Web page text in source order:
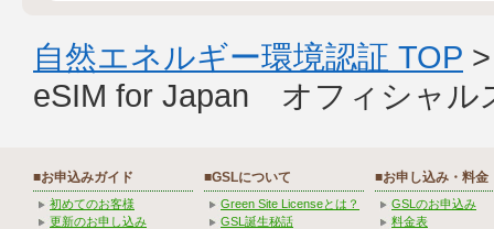
自然エネルギー環境認証 TOP
eSIM for Japan オフィシャル
■お申込みガイド
初めてのお客様
更新のお申し込み
■GSLについて
Green Site Licenseとは？
GSL誕生秘話
■お申し込み・料金
GSLのお申込み
料金表